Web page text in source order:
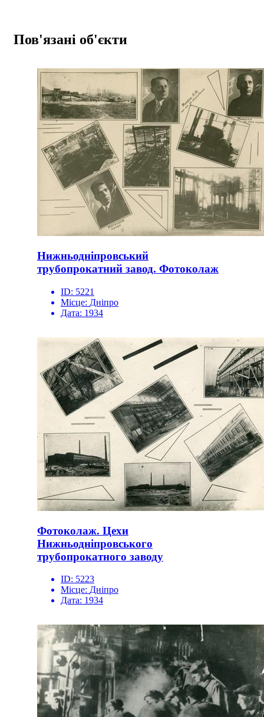
Пов'язані об'єкти
Нижньодніпровський
трубопрокатний завод. Фотоколаж
ID: 5221
Місце: Дніпро
Дата: 1934
Фотоколаж. Цехи
Нижньодніпровського
трубопрокатного заводу
ID: 5223
Місце: Дніпро
Дата: 1934